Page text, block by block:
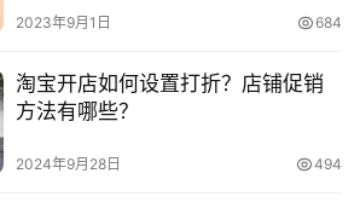
2023年9月1日 684
淘宝开店如何设置打折？店铺促销
方法有哪些？
2024年9月28日 494